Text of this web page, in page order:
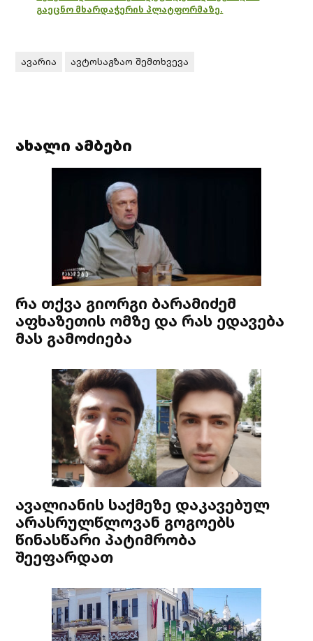
გაეცნო მხარდაჭერის პლატფორმაზე.
ავარია ავტოსაგზაო შემთხვევა
ახალი ამბები
რა თქვა გიორგი ბარამიძემ
აფხაზეთის ომზე და რას ედავება
მას გამოძიება
ავალიანის საქმეზე დაკავებულ
არასრულწლოვან გოგოებს
წინასწარი პატიმრობა
შეეფარდათ